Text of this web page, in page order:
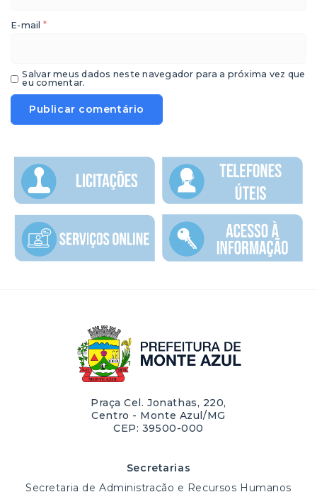
E-mail *
Salvar meus dados neste navegador para a próxima vez que
eu comentar.
Praça Cel. Jonathas, 220,
Centro - Monte Azul/MG
CEP: 39500-000
Secretarias
Secretaria de Administração e Recursos Humanos